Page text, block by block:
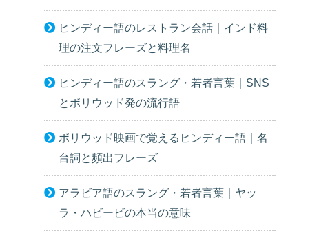
ヒンディー語のレストラン会話｜インド料
理の注文フレーズと料理名
ヒンディー語のスラング・若者言葉｜SNS
とボリウッド発の流行語
ボリウッド映画で覚えるヒンディー語｜名
台詞と頻出フレーズ
アラビア語のスラング・若者言葉｜ヤッ
ラ・ハビービの本当の意味